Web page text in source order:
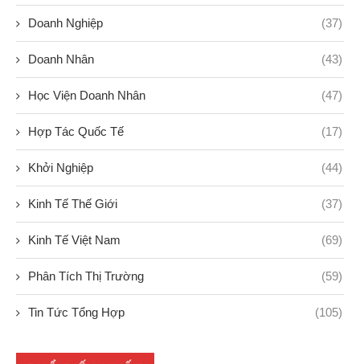
Doanh Nghiệp (37)
Doanh Nhân (43)
Học Viện Doanh Nhân (47)
Hợp Tác Quốc Tế (17)
Khởi Nghiệp (44)
Kinh Tế Thế Giới (37)
Kinh Tế Việt Nam (69)
Phân Tích Thị Trường (59)
Tin Tức Tổng Hợp (105)